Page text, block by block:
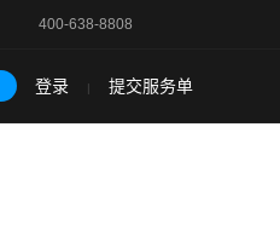
400-638-8808
登录 | 提交服务单